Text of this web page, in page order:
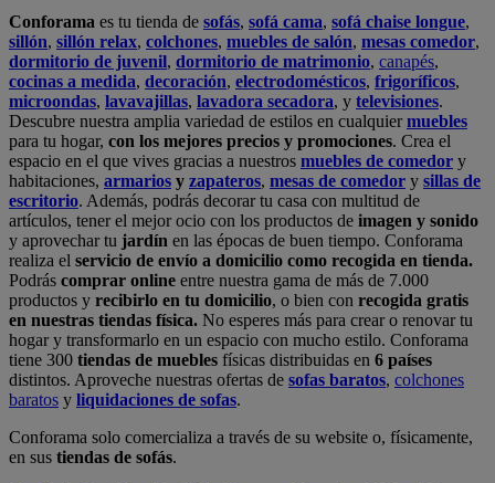
Conforama es tu tienda de sofás, sofá cama, sofá chaise longue,
sillón, sillón relax, colchones, muebles de salón, mesas comedor,
dormitorio de juvenil, dormitorio de matrimonio, canapés,
cocinas a medida, decoración, electrodomésticos, frigoríficos,
microondas, lavavajillas, lavadora secadora, y televisiones.
Descubre nuestra amplia variedad de estilos en cualquiermuebles
para tu hogar, con los mejores precios y promociones. Crea el
espacio en el que vives gracias a nuestros muebles de comedor y
habitaciones, armarios y zapateros, mesas de comedor y sillas de
escritorio. Además, podrás decorar tu casa con multitud de
artículos, tener el mejor ocio con los productos de imagen y sonido
y aprovechar tu jardín en las épocas de buen tiempo. Conforama
realiza el servicio de envío a domicilio como recogida en tienda.
Podrás comprar online entre nuestra gama de más de 7.000
productos y recibirlo en tu domicilio, o bien con recogida gratis
en nuestras tiendas física. No esperes más para crear o renovar tu
hogar y transformarlo en un espacio con mucho estilo. Conforama
tiene 300 tiendas de muebles físicas distribuidas en 6 países
distintos. Aproveche nuestras ofertas de sofas baratos, colchones
baratos y liquidaciones de sofas.
Conforama solo comercializa a través de su website o, físicamente,
en sus tiendas de sofás.